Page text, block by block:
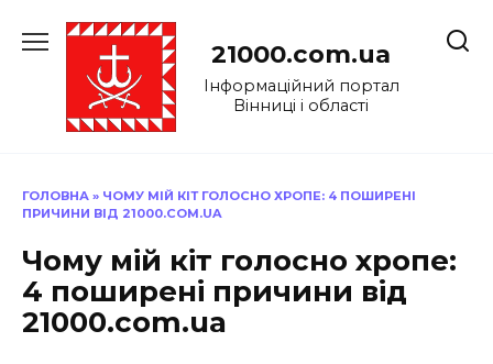
до
21000.com.ua
Інформаційний портал
Вінниці і області
ГОЛОВНА » ЧОМУ МІЙ КІТ ГОЛОСНО ХРОПЕ: 4 ПОШИРЕНІ
ПРИЧИНИ ВІД 21000.COM.UA
Чому мій кіт голосно хропе:
4 поширені причини від
21000.com.ua